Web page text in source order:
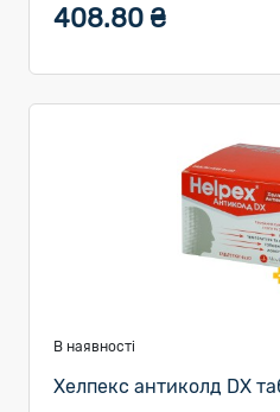
408.80 ₴
В наявності
Хелпекс антиколд DX